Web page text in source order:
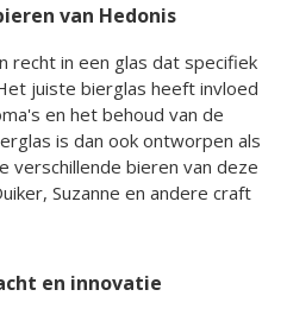
van Hedonis
recht in een glas dat specifiek
juiste bierglas heeft invloed
en het behoud van de
is dan ook ontworpen als
verschillende bieren van deze
Suzanne en andere craft
en innovatie